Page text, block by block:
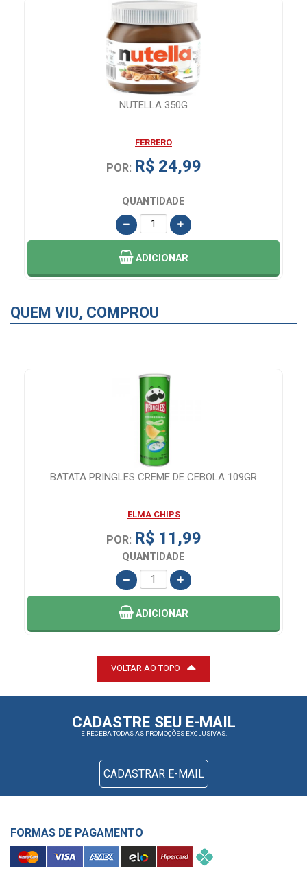
NUTELLA 350G
FERRERO
POR: R$ 24,99
QUANTIDADE
ADICIONAR
QUEM VIU, COMPROU
BATATA PRINGLES CREME DE CEBOLA 109GR
ELMA CHIPS
POR: R$ 11,99
QUANTIDADE
ADICIONAR
VOLTAR AO TOPO
CADASTRE SEU E-MAIL
E RECEBA TODAS AS PROMOÇÕES EXCLUSIVAS.
CADASTRAR E-MAIL
FORMAS DE PAGAMENTO